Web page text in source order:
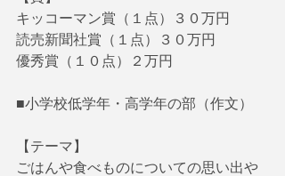
キッコーマン賞（１点）３０万円
読売新聞社賞（１点）３０万円
優秀賞（１０点）２万円
■小学校低学年・高学年の部（作文）
【テーマ】
ごはんや食べものについての思い出や